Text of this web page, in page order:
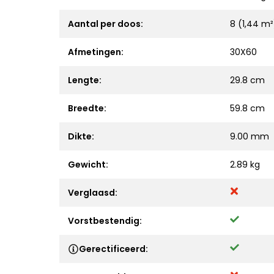
Aantal per doos: 8 (1,44
Afmetingen: 30X60
Lengte: 29.8 cm
Breedte: 59.8 cm
Dikte: 9.00 mm
Gewicht: 2.89 kg
Verglaasd:
Vorstbestendig:
Gerectificeerd: